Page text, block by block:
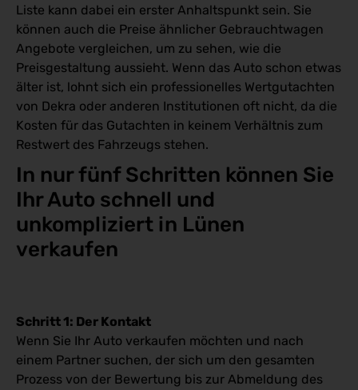
Liste kann dabei ein erster Anhaltspunkt sein. Sie
können auch die Preise ähnlicher Gebrauchtwagen
Angebote vergleichen, um zu sehen, wie die
Preisgestaltung aussieht. Wenn das Auto schon etwas
älter ist, lohnt sich ein professionelles Wertgutachten
von Dekra oder anderen Institutionen oft nicht, da die
Kosten für das Gutachten in keinem Verhältnis zum
Restwert des Fahrzeugs stehen.
In nur fünf Schritten können Sie
Ihr Auto schnell und
unkompliziert in Lünen
verkaufen
Schritt 1: Der Kontakt
Wenn Sie Ihr Auto verkaufen möchten und nach
einem Partner suchen, der sich um den gesamten
Prozess von der Bewertung bis zur Abmeldung des